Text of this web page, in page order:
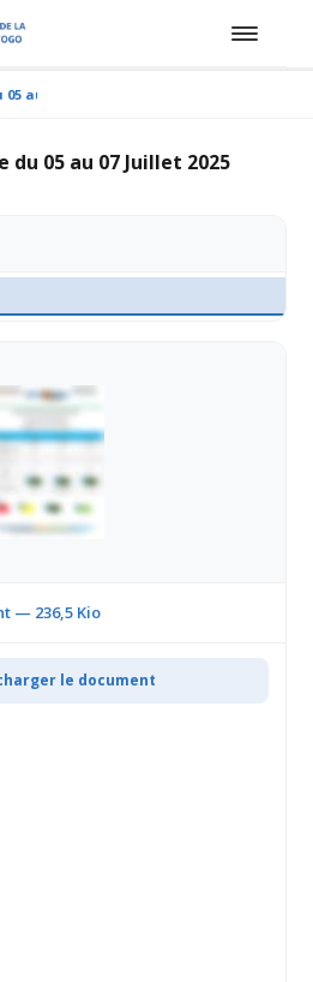
au 07 Juillet 2025
05 au 07 Juillet 2025
— 236,5 Kio
le document